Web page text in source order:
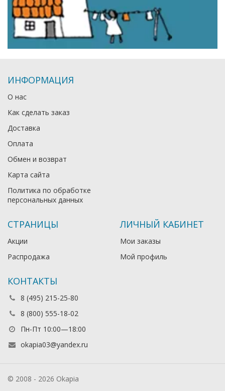
ИНФОРМАЦИЯ
О нас
Как сделать заказ
Доставка
Оплата
Обмен и возврат
Карта сайта
Политика по обработке
персональных данных
СТРАНИЦЫ
Акции
Распродажа
ЛИЧНЫЙ КАБИНЕТ
Мои заказы
Мой профиль
КОНТАКТЫ
8 (495) 215-25-80
8 (800) 555-18-02
Пн-Пт 10:00—18:00
okapia03@yandex.ru
© 2008 - 2026 Okapia